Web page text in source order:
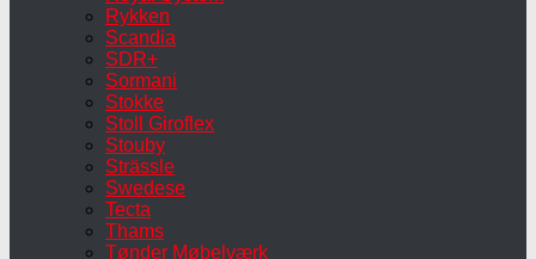
Rykken
Scandia
SDR+
Sormani
Stokke
Stoll Giroflex
Stouby
Strässle
Swedese
Tecta
Thams
Tønder Møbelværk